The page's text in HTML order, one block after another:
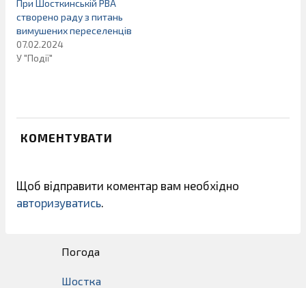
При Шосткинській РВА
створено раду з питань
вимушених переселенців
07.02.2024
У "Події"
КОМЕНТУВАТИ
Щоб відправити коментар вам необхідно
авторизуватись.
Погода
Шостка